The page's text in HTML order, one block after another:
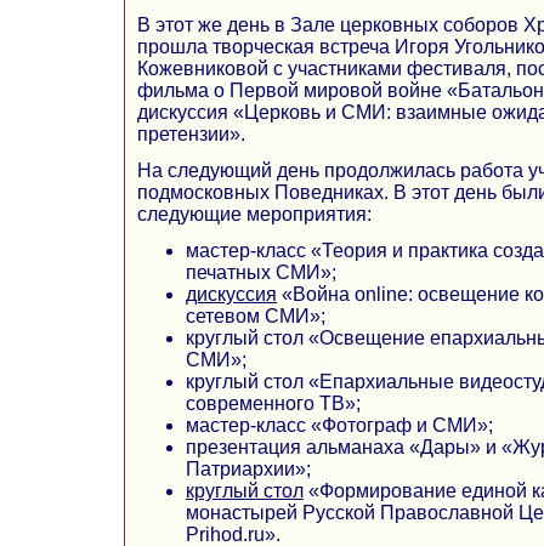
В этот же день в Зале церковных соборов
прошла творческая встреча Игоря
Кожевниковой с участниками фестиваля,
фильма о Первой мировой войне
дискуссия «Церковь и СМИ: взаимные
претензии».
На следующий день продолжилась работа
подмосковных Поведниках. В этот день
следующие мероприятия:
мастер-класс «Теория и практика
печатных СМИ»;
дискуссия «Война online: освещение
сетевом СМИ»;
круглый стол «Освещение
СМИ»;
круглый стол «Епархиальные
современного ТВ»;
мастер-класс «Фотограф и СМИ»;
презентация альманаха «Дары» и
Патриархии»;
круглый стол «Формирование единой
монастырей Русской Православной
Prihod.ru».